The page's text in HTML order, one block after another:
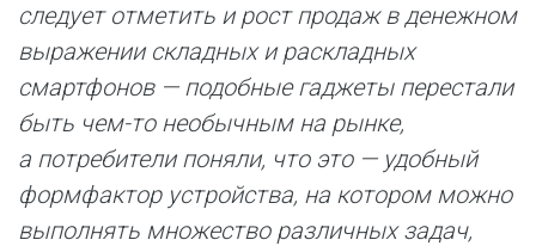
следует отметить и рост продаж в денежном
выражении складных и раскладных
смартфонов — подобные гаджеты перестали
быть чем-то необычным на рынке,
а потребители поняли, что это — удобный
формфактор устройства, на котором можно
выполнять множество различных задач,